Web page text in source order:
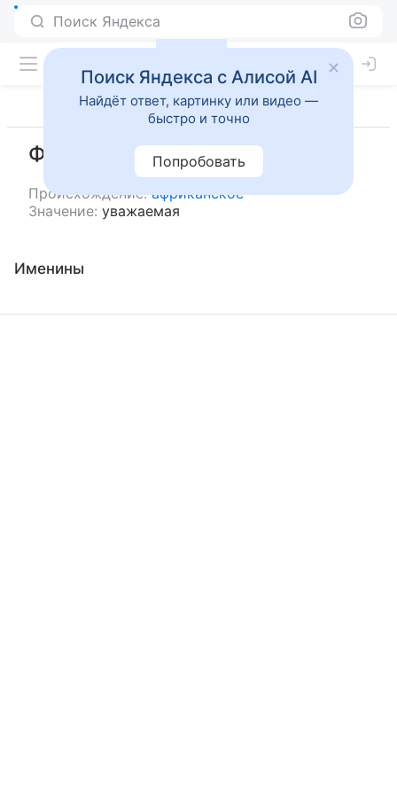
Поиск Яндекса
Фола
Происхождение: африканское
Значение: уважаемая
Именины
Поиск Яндекса с Алисой AI
Найдёт ответ, картинку или видео —
быстро и точно
Попробовать